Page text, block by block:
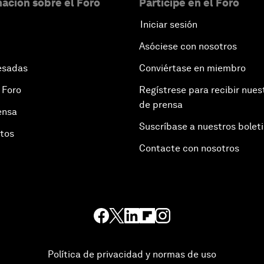
Iniciar sesión
Asóciese con nosotros
Conviértase en miembro
Regístrese para recibir
de prensa
Suscríbase a nuestros
Contacte con nosotros
Política de privacidad y normas de uso